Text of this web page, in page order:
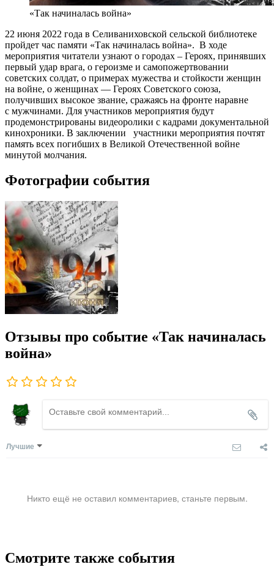
«Так начиналась война»
22 июня 2022 года в Селиваниховской сельской библиотеке
пройдет час памяти «Так начиналась война». В ходе
мероприятия читатели узнают о городах – Героях, принявших
первый удар врага, о героизме и самопожертвовании
советских солдат, о примерах мужества и стойкости женщин
на войне, о женщинах — Героях Советского союза,
получивших высокое звание, сражаясь на фронте наравне
с мужчинами. Для участников мероприятия будут
продемонстрированы видеоролики с кадрами документальной
кинохроники. В заключении участники мероприятия почтят
память всех погибших в Великой Отечественной войне
минутой молчания.
Фотографии события
Отзывы про событие «Так начиналась
война»
Лучшие
Никто ещё не оставил комментариев, станьте первым.
Смотрите также события